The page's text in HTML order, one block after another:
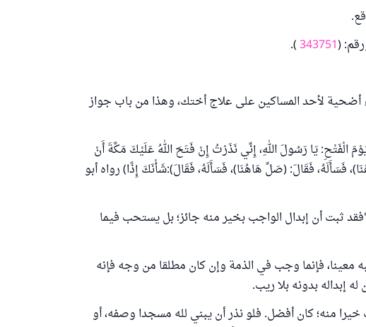
(
343751
).
أضحية لأحد المساكين على علاج أختك، وهذا من باب جواز
الْفَتْحِ: يَا رَسُولَ اللهِ، إِنِّي نَذَرْتُ إِنْ فَتَحَ اللهُ عَلَيْكَ مَكَّةَ أَنْ
فَقَالَ: (صَلِّ هَاهُنَا)، فَسَأَلَهُ، فَقَالَ):شَأْنَكَ إِذًا) رواه أبو
ثبت أن ‌إبدال ‌الواجب ‌بخير ‌منه ‌جائز؛ بل يستحب فيما
معينا، فإنما وجب في الذمة وإن كان مطلقا من وجه فإنه
إبداله بدونه بلا ريب.
منه؛ كان أفضل. فلو نذر أن يبني لله مسجدا وصفه، أو